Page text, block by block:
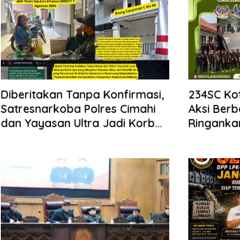
Diberitakan Tanpa Konfirmasi,
Satresnarkoba Polres Cimahi
dan Yayasan Ultra Jadi Korban
234SC
Aksi